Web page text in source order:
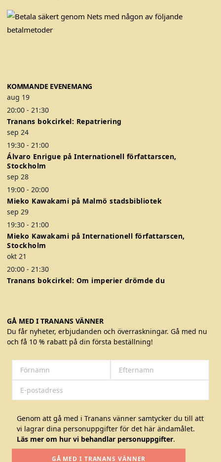
F
o
T
r
r
KOMMANDE EVENEMANG
aug 19
20:00 - 21:30
Tranans bokcirkel: Repatriering
sep 24
19:30 - 21:00
Álvaro Enrigue på Internationell författarscen,
Stockholm
sep 28
19:00 - 20:00
Mieko Kawakami på Malmö stadsbibliotek
sep 29
19:30 - 21:00
Mieko Kawakami på Internationell författarscen,
Stockholm
okt 21
20:00 - 21:30
Tranans bokcirkel: Om imperier drömde du
GÅ MED I TRANANS VÄNNER
Du får nyheter, erbjudanden och överraskningar. Gå med nu
och få 10 % rabatt på din första beställning!
Genom att gå med i Tranans vänner samtycker du till att
vi lagrar dina personuppgifter för det här ändamålet.
Läs mer om hur vi behandlar personuppgifter.